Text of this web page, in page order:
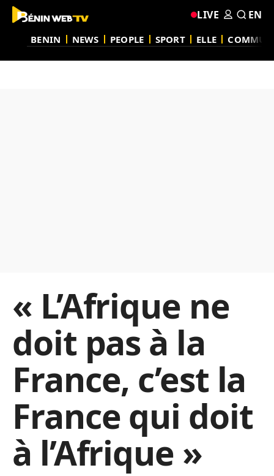
BENIN NEWS PEOPLE SPORT ELLE
LIVE EN
« L’Afrique ne
doit pas à la
France, c’est la
France qui doit
à l’Afrique »